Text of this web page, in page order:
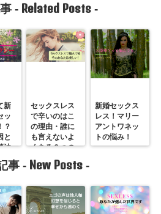
- Related Posts-
新
ッ
？
と
法
セックスレス
で辛いのはこ
の理由・誰に
も言えないよ
くある９つの
新婚セックス
レス！マリー
アントワネッ
トの悩み！
事 - New Posts -